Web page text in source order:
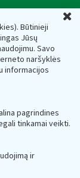
Būtinieji
Jūsų
Savo
naršyklės
informacijos
pagrindines
tinkamai veikti.
ir
el.paštas:
Juridinių